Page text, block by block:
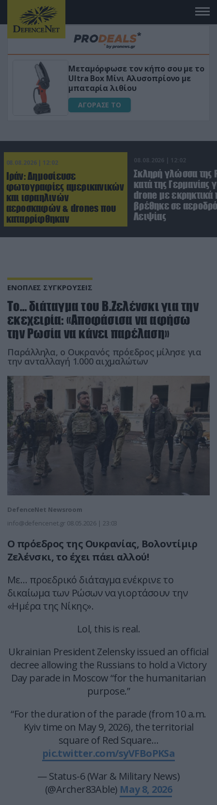
«Μαγική» φόρμουλα τριβόλι + VIP
για αύξηση της λίμπιντο
ΑΓΟΡΑΣΕ ΤΟ
08.08.2026 | 12:02
Ιράν: Δημοσίευσε
φωτογραφίες αμερικανικών
και ισραηλινών
αεροσκαφών & drones που
καταρρίφθηκαν
08.08.2026 | 12:02
Σκληρή γλώσσα της
κατά της Γερμανίας
drone με εκρηκτικά
βρέθηκε σε
Λειψίας
ΕΝΟΠΛΕΣ ΣΥΓΚΡΟΥΣΕΙΣ
Το… διάταγμα του Β.Ζελένσκι για την
εκεχειρία: «Αποφάσισα να αφήσω
την Ρωσία να κάνει παρέλαση»
Παράλληλα, ο Ουκρανός πρόεδρος μίλησε για
την ανταλλαγή 1.000 αιχμαλώτων
DefenceNet Newsroom
info@defencenet.gr 08.05.2026 | 23:03
O πρόεδρος της Ουκρανίας, Βολοντίμιρ
Ζελένσκι, το έχει πάει αλλού!
Με… προεδρικό διάταγμα ενέκρινε το
δικαίωμα των Ρώσων να γιορτάσουν την
«Ημέρα της Νίκης».
Lol, this is real.
Ukrainian President Zelensky issued an official
decree allowing the Russians to hold a Victory
Day parade in Moscow “for the humanitarian
purpose.”
“For the duration of the parade (from 10 a.m.
Kyiv time on May 9, 2026), the territorial
square of Red Square…
pic.twitter.com/syVFBoPKSa
— Status-6 (War & Military News)
(@Archer83Able) May 8, 2026